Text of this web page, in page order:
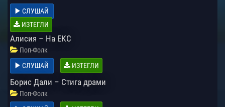
СЛУШАЙ
ИЗТЕГЛИ
Алисия – На ЕКС
Поп-Фолк
СЛУШАЙ
ИЗТЕГЛИ
Борис Дали – Стига драми
Поп-Фолк